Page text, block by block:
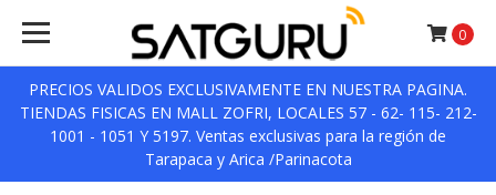
PRECIOS VALIDOS EXCLUSIVAMENTE EN NUESTRA PAGINA.
TIENDAS FISICAS EN MALL ZOFRI, LOCALES 57 - 62- 115- 212-
1001 - 1051 Y 5197. Ventas exclusivas para la región de
Tarapaca y Arica /Parinacota
0